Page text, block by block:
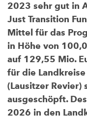
2023 sehr gut in
Just Transition
Mittel für das
in Höhe von
auf 129,55 Mio.
für die
(Lausitzer Revier)
ausgeschöpft.
2026 in den